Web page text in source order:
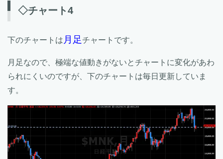
◇チャート4
下のチャートは 月足 チャートです。
月足なので、極端な値動きがないとチャートに変化があわ
られにくいのですが、下のチャートは毎日更新していま
す。